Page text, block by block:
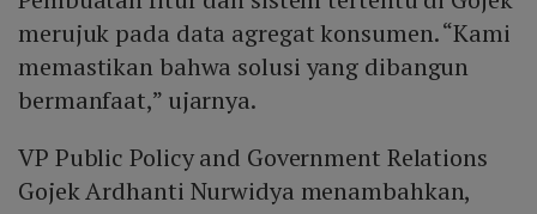
merujuk pada data agregat konsumen. “Kami
memastikan bahwa solusi yang dibangun
bermanfaat,” ujarnya.
VP Public Policy and Government Relations
Gojek Ardhanti Nurwidya menambahkan,